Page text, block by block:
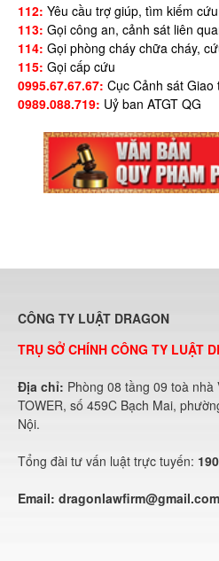
112: Yêu cầu trợ giúp, tìm kiếm
113: Gọi công an, cảnh sát liên
114: Gọi phòng cháy chữa cháy,
115: Gọi cấp cứu
0995.67.67.67: Cục Cảnh sát Giao
0989.088.719: Uỷ ban ATGT QG
CÔNG TY LUẬT DRAGON
TRỤ SỞ CHÍNH CÔNG TY LUẬT
Địa chỉ: Phòng 08 tầng 09 toà nhà
TOWER, số 459C Bạch Mai,
Nội.
Tổng đài tư vấn luật trực tuyến:
Email: dragonlawfirm@gmail.com